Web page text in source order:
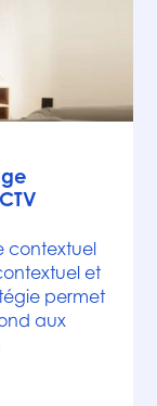
contextuel
et
permet
aux